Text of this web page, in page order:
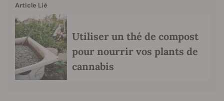
Article Lié
Utiliser un thé de compost
pour nourrir vos plants de
cannabis